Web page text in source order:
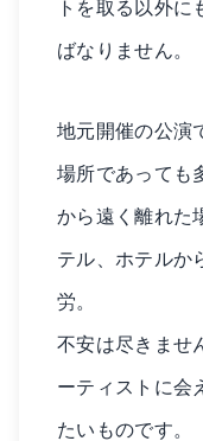
トを取る以外
ばなりません。
地元開催の公演
場所であっても
から遠く離れた
テル、ホテルか
労。
不安は尽きませ
ーティストに会
たいものです。